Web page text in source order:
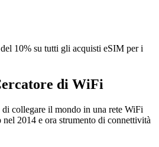
10% su tutti gli acquisti eSIM per i
di WiFi
collegare il mondo in una rete WiFi
2014 e ora strumento di connettività